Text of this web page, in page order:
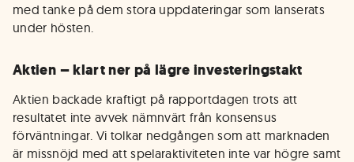
med tanke på dem stora uppdateringar som lanserats
under hösten.
Aktien – klart ner på lägre investeringstakt
Aktien backade kraftigt på rapportdagen trots att
resultatet inte avvek nämnvärt från konsensus
förväntningar. Vi tolkar nedgången som att marknaden
är missnöjd med att spelaraktiviteten inte var högre samt